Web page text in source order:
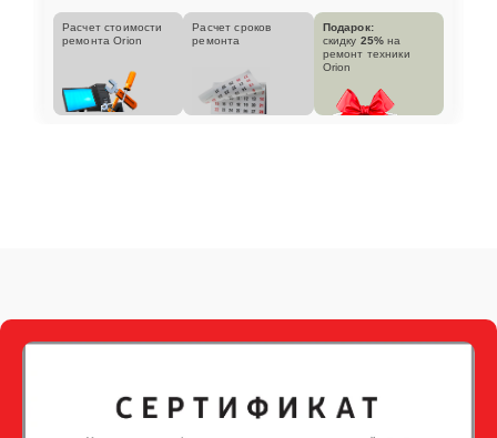
Расчет стоимости
ремонта Orion
Расчет сроков
ремонта
Подарок:
скидку 25% на
ремонт техники
Orion